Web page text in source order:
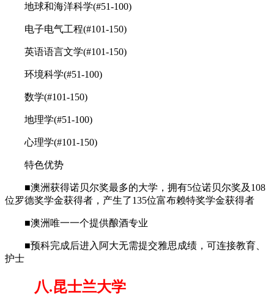
地球和海洋科学(#51-100)
电子电气工程(#101-150)
英语语言文学(#101-150)
环境科学(#51-100)
数学(#101-150)
地理学(#51-100)
心理学(#101-150)
特色优势
■澳洲获得诺贝尔奖最多的大学，拥有5位诺贝尔奖及108
位罗德奖学金获得者，产生了135位富布赖特奖学金获得者
■澳洲唯一一个提供酿酒专业
■预科完成后进入阿大无需提交雅思成绩，可连接教育、
护士
八.昆士兰大学